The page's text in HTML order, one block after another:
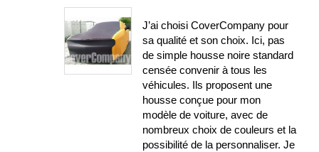
J’ai choisi CoverCompany pour
sa qualité et son choix. Ici, pas
de simple housse noire standard
censée convenir à tous les
véhicules. Ils proposent une
housse conçue pour mon
modèle de voiture, avec de
nombreux choix de couleurs et la
possibilité de la personnaliser. Je